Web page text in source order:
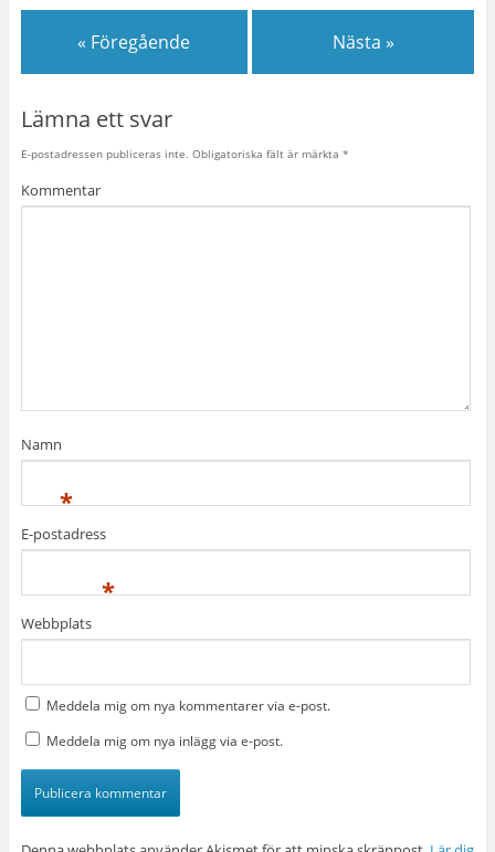
« Föregående Nästa »
Lämna ett svar
E-postadressen publiceras inte. Obligatoriska fält är märkta *
Kommentar
Namn
*
E-postadress
*
Webbplats
Meddela mig om nya kommentarer via e-post.
Meddela mig om nya inlägg via e-post.